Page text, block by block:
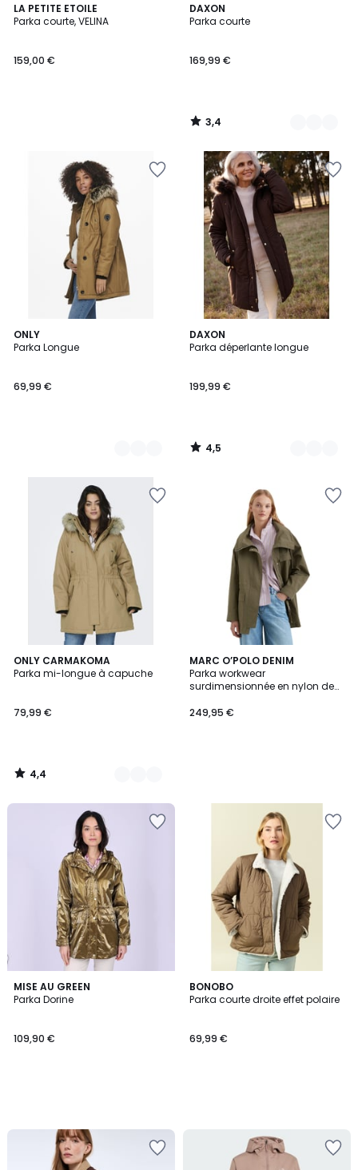
LA PETITE ETOILE
Parka courte, VELINA
159,00 €
DAXON
Parka courte
169,99 €
3,4
/ 5
3
Couleurs
3,4
/
ONLY
Parka Longue
69,99 €
2
Couleurs
DAXON
Parka déperlante longue
199,99 €
4,5
/ 5
3
Couleurs
4,5
/
ONLY CARMAKOMA
Parka mi-longue à capuche
79,99 €
4,4
/ 5
5
Couleurs
4,4
/
MARC O’POLO DENIM
Parka workwear
surdimensionnée en nylon de
249,95 €
MISE AU GREEN
Parka Dorine
109,90 €
BONOBO
Parka courte droite effet polaire
69,99 €